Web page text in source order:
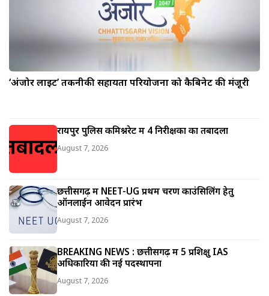
‘अंजोर लाइट’ तकनीकी सहायता परियोजना को कैबिनेट की मंजूरी
रायपुर पुलिस कमिश्नरेट में 4 निरीक्षकों का तबादला
August 7, 2026
छत्तीसगढ़ में NEET-UG प्रथम चरण काउंसिलिंग हेतु
ऑनलाईन आवेदन प्रारंभ
August 7, 2026
BREAKING NEWS : छत्तीसगढ़ में 5 प्रशिक्षु IAS
अधिकारियों की नई पदस्थापना
August 7, 2026